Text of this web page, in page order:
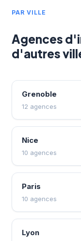
PAR VILLE
Agences
d'autres
Grenoble
12 agences
Nice
10 agences
Paris
10 agences
Lyon